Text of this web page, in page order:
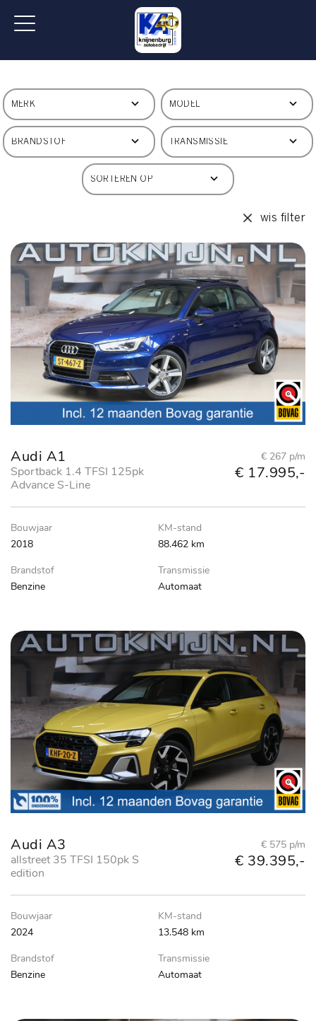
wis filter
Audi A1
Sportback 1.4 TFSI 125pk
Advance S-Line
€ 267 p/m
€ 17.995,-
Bouwjaar
2018
KM-stand
88.462 km
Brandstof
Benzine
Transmissie
Automaat
Audi A3
allstreet 35 TFSI 150pk S
edition
€ 575 p/m
€ 39.395,-
Bouwjaar
2024
KM-stand
13.548 km
Brandstof
Benzine
Transmissie
Automaat